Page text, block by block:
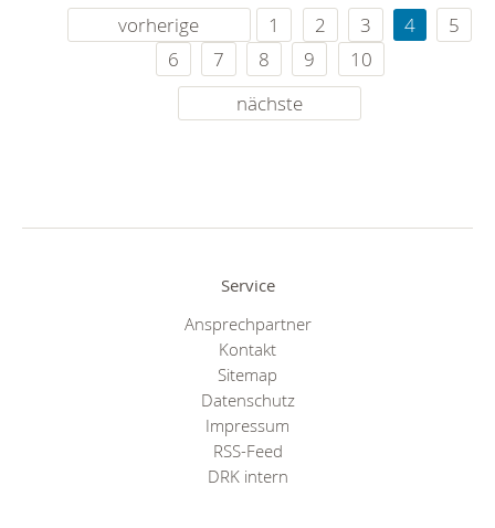
vorherige 1 2 3 4
5
6
7 8 9
10
nächste
Service
Ansprechpartner
Kontakt
Sitemap
Datenschutz
Impressum
RSS-Feed
DRK intern